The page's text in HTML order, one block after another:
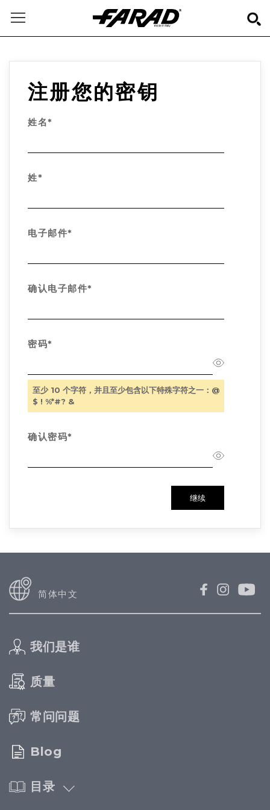
注册您的密钥
姓名*
姓*
电子邮件*
确认电子邮件*
密码*
至少 10 个字符，并且至少包含以下特殊字符之一：@
$ ! %*#? &
确认密码*
继续
简体中文
我们是谁
质量
常问问题
Blog
目录